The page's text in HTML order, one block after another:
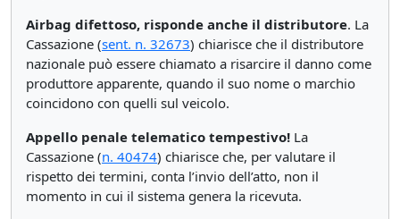
Airbag difettoso, risponde anche il distributore. La
Cassazione (sent. n. 32673) chiarisce che il distributore
nazionale può essere chiamato a risarcire il danno come
produttore apparente, quando il suo nome o marchio
coincidono con quelli sul veicolo.
Appello penale telematico tempestivo! La
Cassazione (n. 40474) chiarisce che, per valutare il
rispetto dei termini, conta l’invio dell’atto, non il
momento in cui il sistema genera la ricevuta.